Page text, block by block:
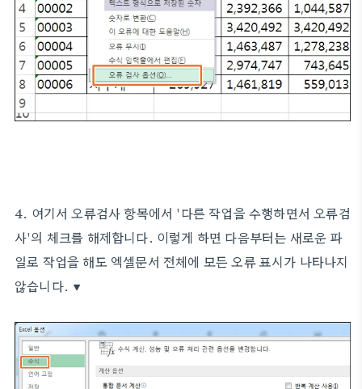
4. 여기서 오류검사 항목에서 '다른 작업을 수행하면서 오류검
사'의 체크를 해제합니다. 이렇게 하면 다음부터는 새로운 파
일로 작업을 해도 엑셀문서 전체에 모든 오류 표시가 나타나지
않습니다. ▼